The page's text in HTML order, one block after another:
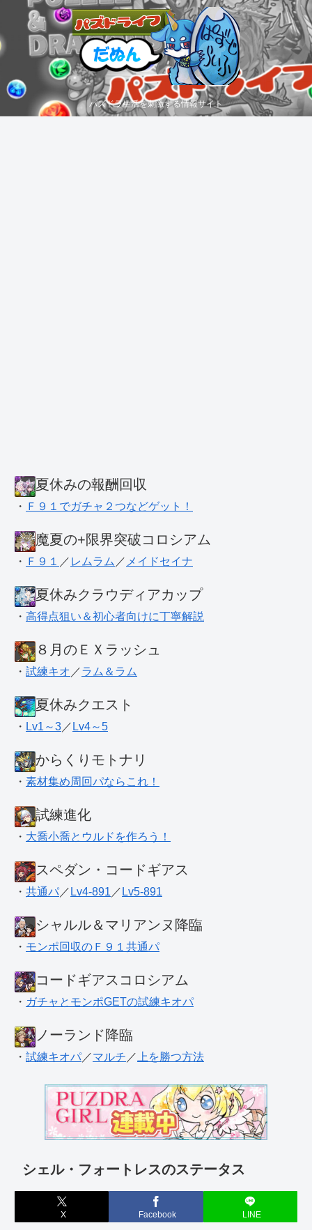
パズドラ生活を刺激する情報サイト
夏休みの報酬回収
・ Ｆ９１でガチャ２つなどゲット！
魔夏の+限界突破コロシアム
・ Ｆ９１ ／ レムラム ／ メイドセイナ
夏休みクラウディアカップ
・ 高得点狙い＆初心者向けに丁寧解説
８月のＥＸラッシュ
・ 試練キオ ／ラム＆ラム
夏休みクエスト
・ Lv1～3 ／ Lv4～5
からくりモトナリ
・ 素材集め周回パならこれ！
試練進化
・ 大喬小喬とウルドを作ろう！
スペダン・コードギアス
・ 共通パ ／ Lv4-891 ／ Lv5-891
シャルル＆マリアンヌ降臨
・ モンポ回収のＦ９１共通パ
コードギアスコロシアム
・ ガチャとモンポGETの試練キオパ
ノーランド降臨
・ 試練キオパ ／マルチ ／ 上を勝つ方法
シェル・フォートレスのステータス
X Facebook LINE